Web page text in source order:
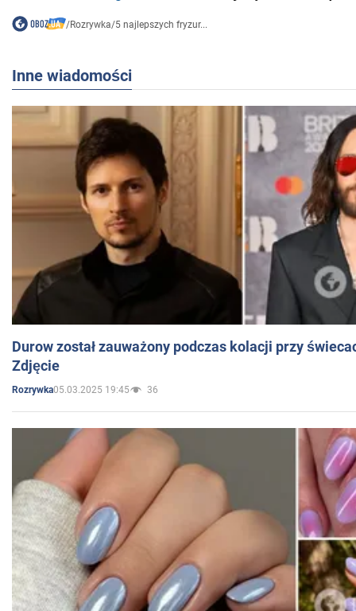
/Rozrywka/5 najlepszych fryzur...
Inne wiadomości
Durow został zauważony podczas kolacji przy
Zdjęcie
Rozrywka05.03.2025 19:45 36